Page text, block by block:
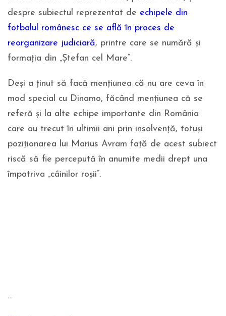
despre subiectul reprezentat de echipele din
fotbalul românesc ce se află în proces de
reorganizare judiciară, printre care se numără și
formația din „Ștefan cel Mare”.
Deși a ținut să facă mențiunea că nu are ceva în
mod special cu Dinamo, făcând mențiunea că se
referă și la alte echipe importante din România
care au trecut în ultimii ani prin insolvență, totuși
poziționarea lui Marius Avram față de acest subiect
riscă să fie percepută în anumite medii drept una
împotriva „câinilor roșii”.
…